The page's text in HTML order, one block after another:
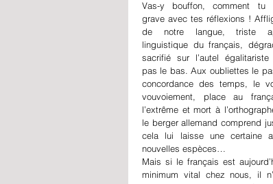
Vas-y bouffon, comment tu
grave avec tes réflexions !
de notre langue, triste
linguistique du français,
sacrifié sur l’autel
pas le bas. Aux oubliettes le
concordance des temps, le
vouvoiement, place au
l’extrême et mort à
le berger allemand comprend
cela lui laisse une certaine
nouvelles espèces…
Mais si le français est
minimum vital chez nous, il